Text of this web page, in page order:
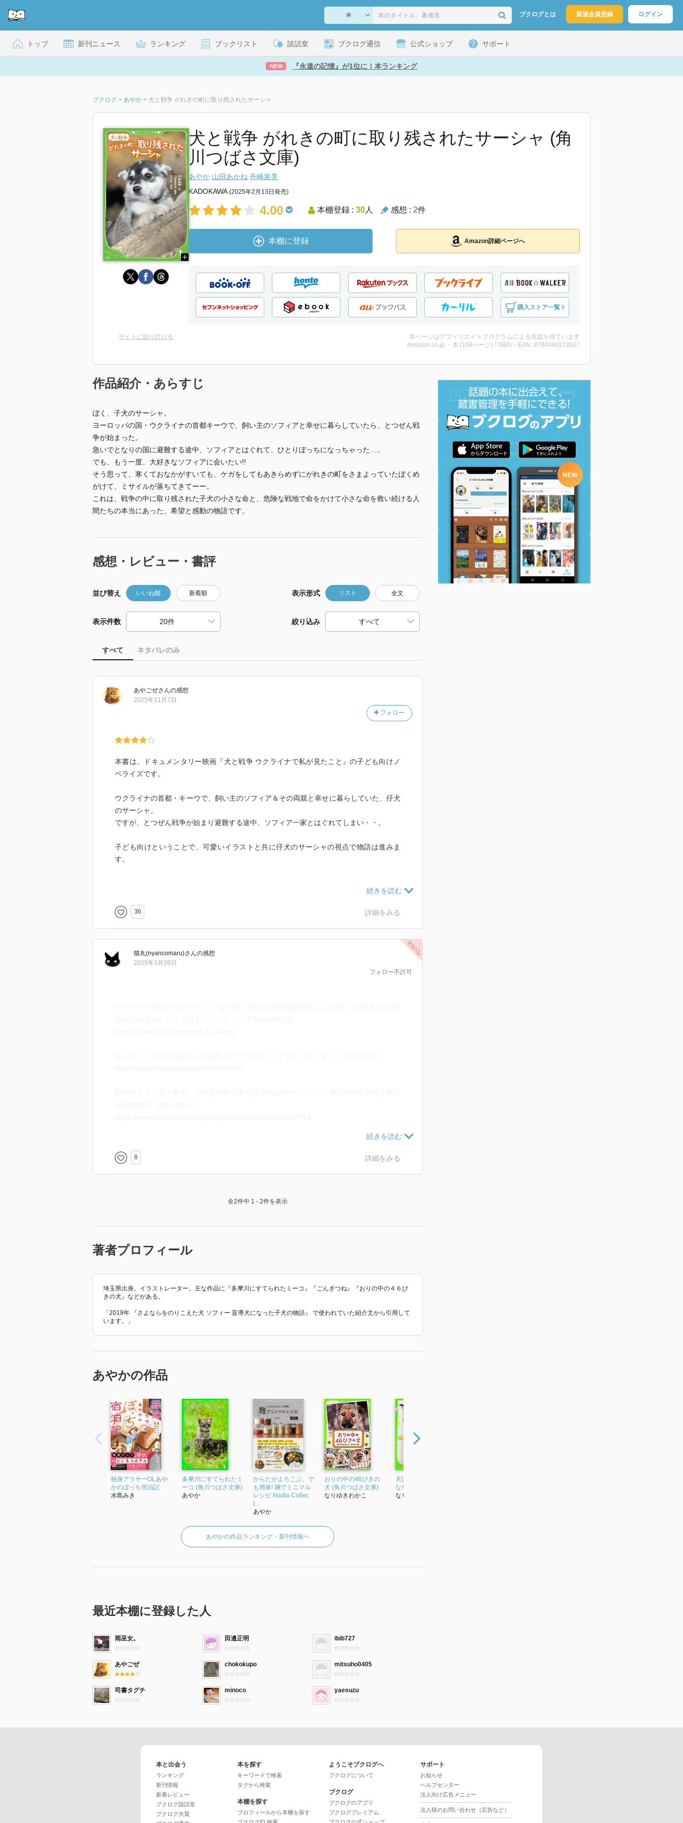
ブクログとは 新規会員登録 ログイン
トップ 新刊ニュース ランキング ブックリスト 談話室 ブクログ通信 公式ショップ サポート
NEW 『永遠の記憶』が1位に！本ランキング
ブクログ > あやか > 犬と戦争 がれきの町に取り残されたサーシャ
犬と戦争 がれきの町に取り残されたサーシャ (角
川つばさ文庫)
あやか 山田あかね 舟崎泉美
KADOKAWA(2025年2月13日発売)
4.00 本棚登録 : 30人 感想 : 2件
本棚に登録 Amazon詳細ページへ
購入ストア一覧
サイトに貼り付ける
本ページはアフィリエイトプログラムによる収益を得ています
Amazon.co.jp ・本 (168ページ) / ISBN・EAN: 9784046323507
作品紹介・あらすじ
ぼく、子犬のサーシャ。
ヨーロッパの国・ウクライナの首都キーウで、飼い主のソフィアと幸せに暮らしていたら、とつぜん戦
争が始まった。
急いでとなりの国に避難する途中、ソフィアとはぐれて、ひとりぼっちになっちゃった…。
でも、もう一度、大好きなソフィアに会いたい!!
そう思って、寒くておなかがすいても、ケガをしてもあきらめずにがれきの町をさまよっていたぼくめ
がけて、ミサイルが落ちてきてーー。
これは、戦争の中に取り残された子犬の小さな命と、危険な戦地で命をかけて小さな命を救い続ける人
間たちの本当にあった、希望と感動の物語です。
感想・レビュー・書評
並び替え いいね順 新着順 表示形式 リスト 全文
表示件数 絞り込み
すべて ネタバレのみ
あやごぜさんの感想
フォロー
2025年11月7日
本書は、ドキュメンタリー映画『犬と戦争 ウクライナで私が見たこと』の子ども向けノ
ベライズです。
ウクライナの首都・キーウで、飼い主のソフィア＆その両親と幸せに暮らしていた、仔犬
のサーシャ。
ですが、とつぜん戦争が始まり避難する途中、ソフィア一家とはぐれてしまい・・。
子ども向けということで、可愛いイラストと共に仔犬のサーシャの視点で物語は進みま
す。
「・・きのうまで、この町にも、きっとたくさんの人がいて、たくさんの生活があって、
たくさんの笑い声であふれてれていたはずだ…。
どうしてこうなってしまったんだろう。
子犬のぼくには、なにもわからない。・・」
２０２２年２月、ウクライナがロシアの軍事侵攻を受けてからおよそ３年９か月になろう
としています。
今なお戦争は継続していて、これって太平洋戦争の期間を超えてしまうんですよね・・。
36 詳細をみる
猫丸(nyancomaru)さんの感想
フォロー不許可
2025年3月26日
https://tsubasabunko.jp/special/sp2502-a.html
https://akane-yamada.hatenablog.com/
舟崎 泉美(@izumifunasaki) • Instagram写真と動画
舟崎泉美｜note
https://note.com/izumishiori
いっちゃんの栞
https://fizumi.com/
https://www.pixiv.net/users/277145
犬と戦争 がれきの町に取り残されたサーシャ | 犬と戦争 | 本 | 角川つばさ文庫
https://tsubasabunko.jp/product/inutosensou/322409000923.html
「犬と戦争 がれきの町に取り残されたサーシャ」舟崎泉美 [角川つばさ文庫] - KADOKAW
A
https://www.kadokawa.co.jp/product/322409000923/
-----------------------------
(yamanedoさん)本の やまね洞から
8 詳細をみる
全2件中 1 - 2件を表示
著者プロフィール
埼玉県出身。イラストレーター。主な作品に『多摩川にすてられたミーコ』『ごんぎつね』『おりの中の４６ぴ
きの犬』などがある。
「2019年 『さよならをのりこえた犬 ソフィー 盲導犬になった子犬の物語』 で使われていた紹介文から引用して
います。」
あやかの作品
独身アラサーOLあや
かのぼっち宿泊記
水島みき
多摩川にすてられたミ
ーコ (角川つばさ文庫)
あやか
からだがよろこぶ、で
も簡単! 麹でミニマル
レシピ Nadia Collec
t...
あやか
おりの中の46ぴきの
犬 (角川つばさ文庫)
なりゆきわかこ
天国に行った看板ねこ
なな (角川つばさ文庫)
なりゆきわかこ
あやかの作品ランキング・新刊情報へ
最近本棚に登録した人
雨巫女。 田邉正明 ibib727
あやごぜ chokokupo mitsuho0405
司書タグチ minoco yaesuzu
本と出会う
ランキング
新刊情報
新着レビュー
ブクログ談話室
ブクログ大賞
本を探す
キーワードで検索
タグから検索
本棚を探す
プロフィールから本棚を探す
ようこそブクログへ
ブクログについて
ブクログ
ブクログのアプリ
ブクログプレミアム
サポート
お知らせ
ヘルプセンター
法人向け広告メニュー
法人様のお問い合わせ（広告など）